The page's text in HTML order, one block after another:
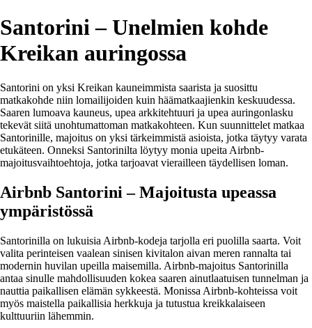
Santorini – Unelmien kohde
Kreikan auringossa
Santorini on yksi Kreikan kauneimmista saarista ja suosittu
matkakohde niin lomailijoiden kuin häämatkaajienkin keskuudessa.
Saaren lumoava kauneus, upea arkkitehtuuri ja upea auringonlasku
tekevät siitä unohtumattoman matkakohteen. Kun suunnittelet matkaa
Santorinille, majoitus on yksi tärkeimmistä asioista, jotka täytyy varata
etukäteen. Onneksi Santorinilta löytyy monia upeita Airbnb-
majoitusvaihtoehtoja, jotka tarjoavat vierailleen täydellisen loman.
Airbnb Santorini – Majoitusta upeassa
ympäristössä
Santorinilla on lukuisia Airbnb-kodeja tarjolla eri puolilla saarta. Voit
valita perinteisen vaalean sinisen kivitalon aivan meren rannalta tai
modernin huvilan upeilla maisemilla. Airbnb-majoitus Santorinilla
antaa sinulle mahdollisuuden kokea saaren ainutlaatuisen tunnelman ja
nauttia paikallisen elämän sykkeestä. Monissa Airbnb-kohteissa voit
myös maistella paikallisia herkkuja ja tutustua kreikkalaiseen
kulttuuriin lähemmin.